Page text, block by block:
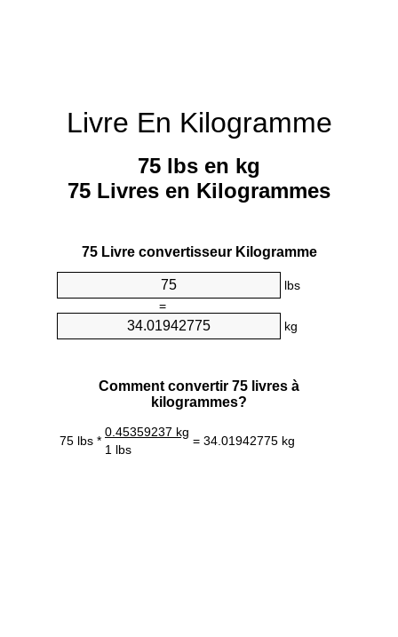
Livre En Kilogramme
75 lbs en kg
75 Livres en Kilogrammes
75 Livre convertisseur Kilogramme
lbs
=
kg
Comment convertir 75 livres à
kilogrammes?
75 lbs *
0.45359237 kg
= 34.01942775 kg
1 lbs